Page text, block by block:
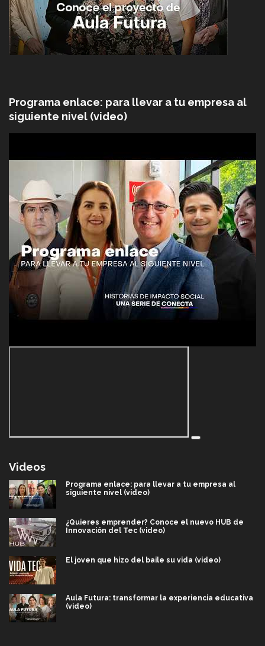
Programa enlace: para llevar a tu empresa al
siguiente nivel (video)
Videos
Programa enlace: para llevar a tu empresa al
siguiente nivel (video)
¿Quieres emprender? Conoce el nuevo HUB de
Innovación del Tec (video)
El joven que hizo del baile su vida (video)
Aula Futura: transformar la experiencia educativa
(video)